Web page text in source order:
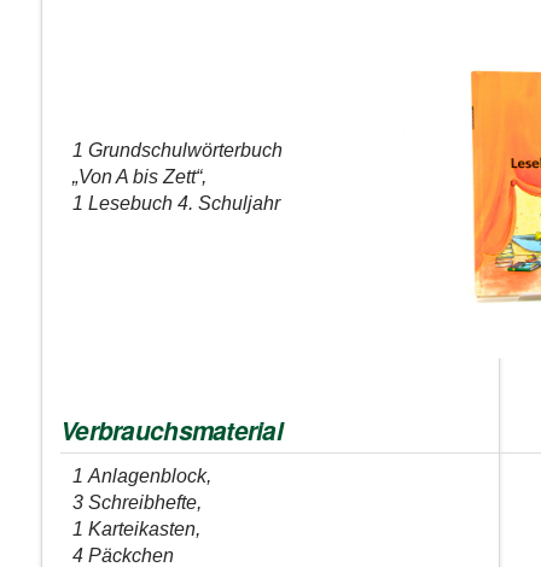
1 Grundschulwörterbuch
„Von A bis Zett“,
1 Lesebuch 4. Schuljahr
Verbrauchsmaterial
1 Anlagenblock,
3 Schreibhefte,
1 Karteikasten,
4 Päckchen